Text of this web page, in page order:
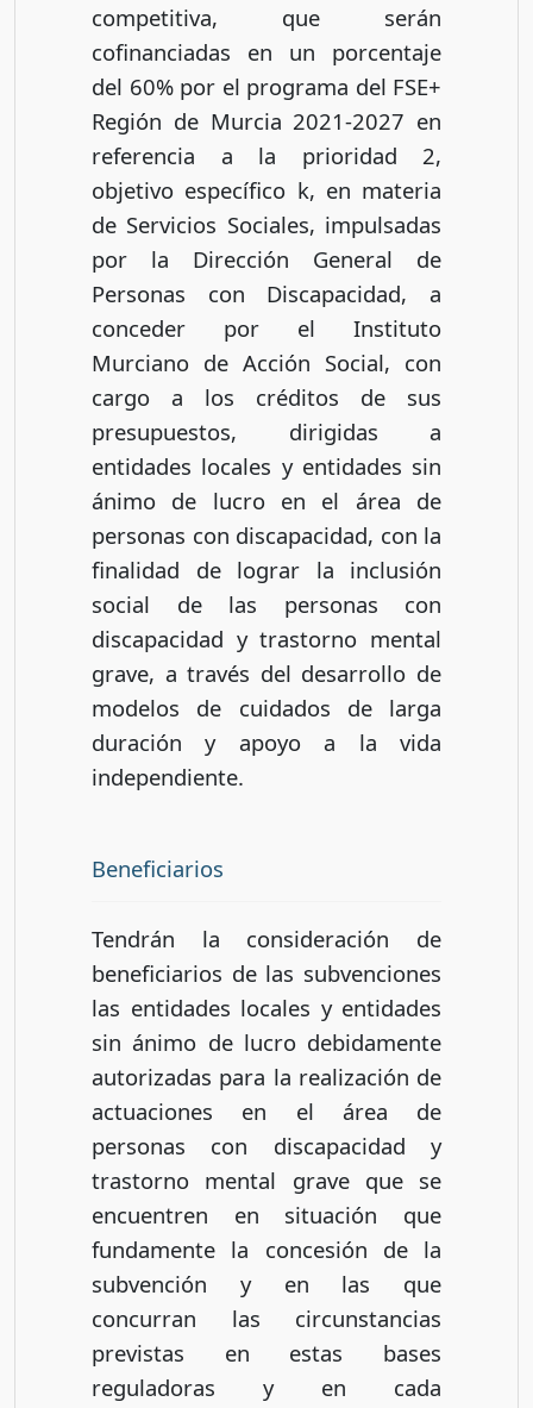
competitiva, que serán
cofinanciadas en un porcentaje
del 60% por el programa del FSE+
Región de Murcia 2021-2027 en
referencia a la prioridad 2,
objetivo específico k, en materia
de Servicios Sociales, impulsadas
por la Dirección General de
Personas con Discapacidad, a
conceder por el Instituto
Murciano de Acción Social, con
cargo a los créditos de sus
presupuestos, dirigidas a
entidades locales y entidades sin
ánimo de lucro en el área de
personas con discapacidad, con la
finalidad de lograr la inclusión
social de las personas con
discapacidad y trastorno mental
grave, a través del desarrollo de
modelos de cuidados de larga
duración y apoyo a la vida
independiente.
Beneficiarios
Tendrán la consideración de
beneficiarios de las subvenciones
las entidades locales y entidades
sin ánimo de lucro debidamente
autorizadas para la realización de
actuaciones en el área de
personas con discapacidad y
trastorno mental grave que se
encuentren en situación que
fundamente la concesión de la
subvención y en las que
concurran las circunstancias
previstas en estas bases
reguladoras y en cada